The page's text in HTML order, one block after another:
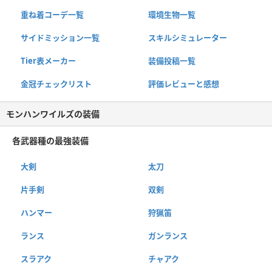
重ね着コーデ一覧 環境生物一覧
サイドミッション一覧 スキルシミュレーター
Tier表メーカー 装備投稿一覧
金冠チェックリスト 評価レビューと感想
モンハンワイルズの装備
各武器種の最強装備
大剣 太刀
片手剣 双剣
ハンマー 狩猟笛
ランス ガンランス
スラアク チャアク